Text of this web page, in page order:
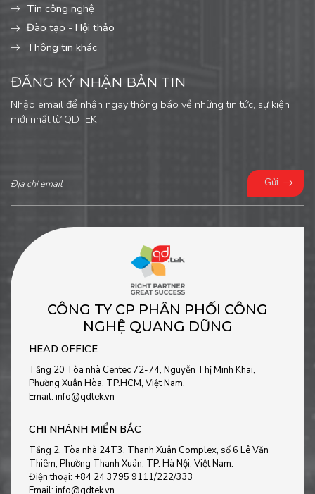
Tin công nghệ
Đào tạo - Hội thảo
Thông tin khác
ĐĂNG KÝ NHẬN BẢN TIN
Nhập email để nhận ngay thông báo về những tin tức, sự kiện
mới nhất từ QDTEK
Gửi
CÔNG TY CP PHÂN PHỐI CÔNG
NGHỆ QUANG DŨNG
HEAD OFFICE
Tầng 20 Tòa nhà Centec 72-74, Nguyễn Thị Minh Khai,
Phường Xuân Hòa, TP.HCM, Việt Nam.
Email: info@qdtek.vn
CHI NHÁNH MIỀN BẮC
Tầng 2, Tòa nhà 24T3, Thanh Xuân Complex, số 6 Lê Văn
Thiêm, Phường Thanh Xuân, TP. Hà Nội, Việt Nam.
Điện thoại: +84 24 3795 9111/222/333
Email: info@qdtek.vn